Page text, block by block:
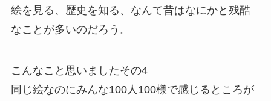
絵を見る、歴史を知る、なんて昔はなにかと残酷
なことが多いのだろう。
こんなこと思いましたその4
同じ絵なのにみんな100人100様で感じるところが